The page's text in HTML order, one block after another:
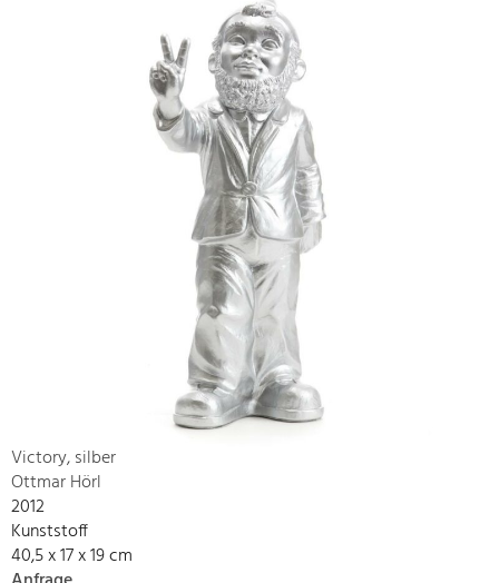
Victory, silber
Ottmar Hörl
2012
Kunststoff
40,5 x 17 x 19 cm